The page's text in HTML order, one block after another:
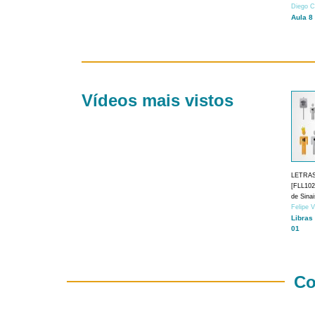
Diego
Aula 8
Vídeos mais vistos
de
Felipe
Libras
01